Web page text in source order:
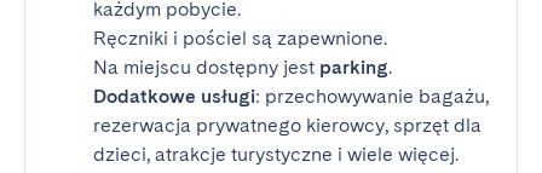
każdym pobycie.
Ręczniki i pościel są zapewnione.
Na miejscu dostępny jest parking.
Dodatkowe usługi: przechowywanie bagażu,
rezerwacja prywatnego kierowcy, sprzęt dla
dzieci, atrakcje turystyczne i wiele więcej.